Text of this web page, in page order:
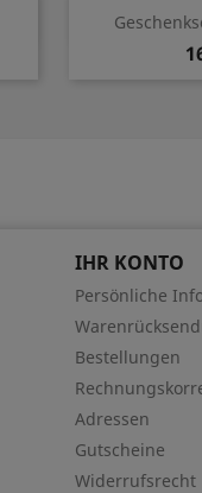

IHR KONTO
Persönliche
Bestellungen
Adressen
Gutscheine
Widerrufsrecht